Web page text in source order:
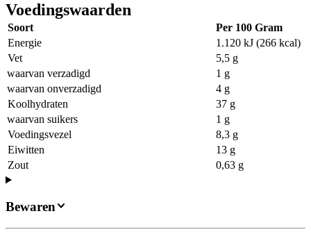
Voedingswaarden
Soort
Per 100 Gram
Energie
1.120 kJ (266 kcal)
Vet
5,5 g
waarvan verzadigd
1 g
waarvan onverzadigd
4 g
Koolhydraten
37 g
waarvan suikers
1 g
Voedingsvezel
8,3 g
Eiwitten
13 g
Zout
0,63 g
Bewaren